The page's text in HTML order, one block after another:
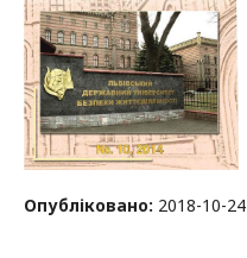
Опубліковано: 2018-10-24